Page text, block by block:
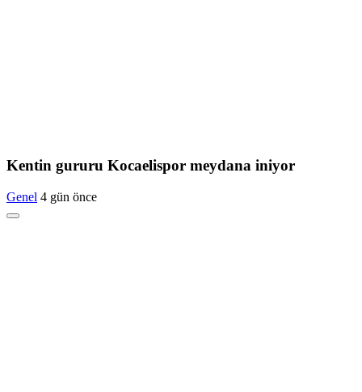
Kentin gururu Kocaelispor meydana iniyor
Genel 4 gün önce